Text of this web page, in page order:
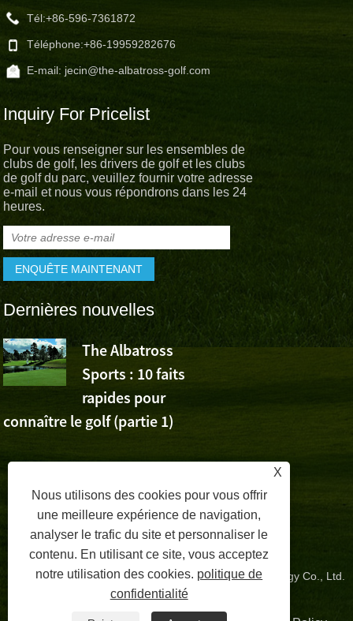
Tél:+86-596-7361872
Téléphone:+86-19959282676
E-mail: jecin@the-albatross-golf.com
Inquiry For Pricelist
Pour vous renseigner sur les ensembles de
clubs de golf, les drivers de golf et les clubs
de golf du parc, veuillez fournir votre adresse
e-mail et nous vous répondrons dans les 24
heures.
Dernières nouvelles
The Albatross
Sports : 10 faits
rapides pour
connaître le golf (partie 1)
L’Albatross
Copyright © 2024 Zhangzhou Albatross Sports Technology Co., Ltd.
Tous droits réservés.
X
Nous utilisons des cookies pour vous offrir
une meilleure expérience de navigation,
analyser le trafic du site et personnaliser le
contenu. En utilisant ce site, vous acceptez
notre utilisation des cookies. politique de
confidentialité